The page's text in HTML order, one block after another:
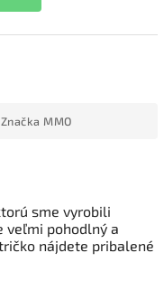
Značka MMO
sme vyrobili
veľmi pohodlný a
nájdete pribalené